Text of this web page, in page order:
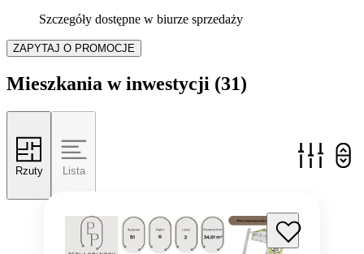
Szczegóły dostępne w biurze sprzedaży
ZAPYTAJ O PROMOCJE
Mieszkania w inwestycji (31)
Rzuty Lista